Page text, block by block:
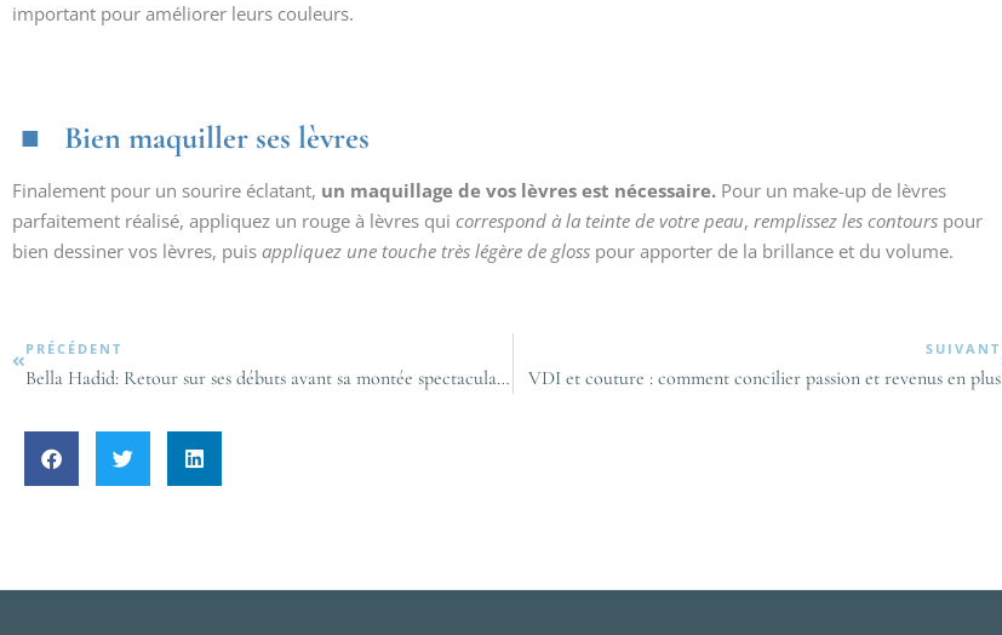
important pour améliorer leurs couleurs.
Bien maquiller ses lèvres
Finalement pour un sourire éclatant, un maquillage de vos lèvres est nécessaire. Pour un make-up de lèvres
parfaitement réalisé, appliquez un rouge à lèvres qui correspond à la teinte de votre peau, remplissez les contours pour
bien dessiner vos lèvres, puis appliquez une touche très légère de gloss pour apporter de la brillance et du volume.
PRÉCÉDENT
Bella Hadid: Retour sur ses débuts avant sa montée spectaculaire en tant que top-model
SUIVANT
VDI et couture : comment concilier passion et revenus en plus